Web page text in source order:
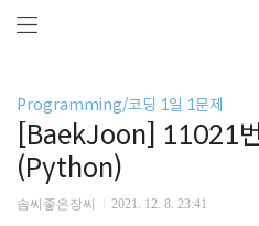
Programming/코딩 1일 1문제
[BaekJoon] 11021
(Python)
솜씨좋은장씨 2021. 12. 8. 23:41